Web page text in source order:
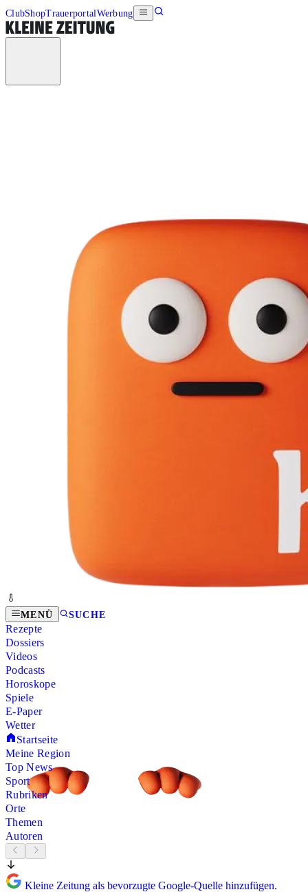
ClubShopTrauerportalWerbung
MENÜ SUCHE
Rezepte
Dossiers
Videos
Podcasts
Horoskope
Spiele
E-Paper
Wetter
Startseite
Meine Region
Top News
Sport
Rubriken
Orte
Themen
Autoren
Kleine Zeitung als bevorzugte Google-Quelle hinzufügen.